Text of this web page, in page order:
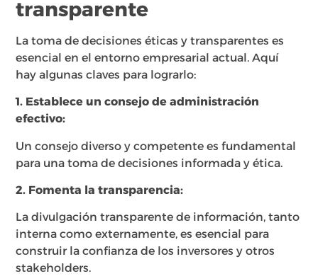
transparente
La toma de decisiones éticas y transparentes es
esencial en el entorno empresarial actual. Aquí
hay algunas claves para lograrlo:
1. Establece un consejo de administración
efectivo:
Un consejo diverso y competente es fundamental
para una toma de decisiones informada y ética.
2. Fomenta la transparencia:
La divulgación transparente de información, tanto
interna como externamente, es esencial para
construir la confianza de los inversores y otros
stakeholders.